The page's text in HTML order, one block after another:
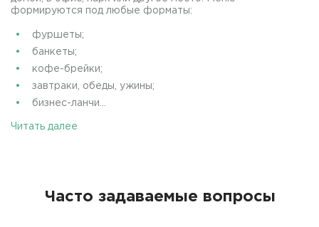
формируются под любые форматы:
фуршеты;
банкеты;
кофе-брейки;
завтраки, обеды, ужины;
бизнес-ланчи...
Читать далее
Часто задаваемые вопросы